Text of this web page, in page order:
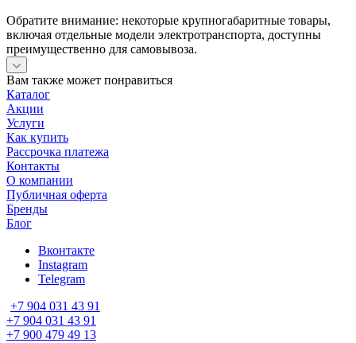
Обратите внимание: некоторые крупногабаритные товары,
включая отдельные модели электротранспорта, доступны
преимущественно для самовывоза.
Вам также может понравиться
Каталог
Акции
Услуги
Как купить
Рассрочка платежа
Контакты
О компании
Публичная оферта
Бренды
Блог
Вконтакте
Instagram
Telegram
+7 904 031 43 91
+7 904 031 43 91
+7 900 479 49 13